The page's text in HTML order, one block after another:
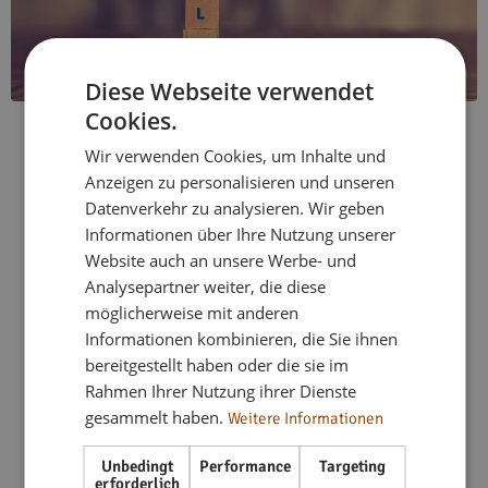
O elastycznym stylu życia
Od 2018 r.flex livingoferuje elastyczne, w pełni
umeblowane rozwiązania mieszkaniowe w całych
Niemczech. Dysponując ponad 333 mieszkaniami w ponad
40 lokalizacjach, oferujemy mieszkania dla instalatorów,
mieszkania wakacyjne i mieszkania współdzielone na każdą
potrzebę – zawsze nowoczesne, w pełni umeblowane i
gotowe do natychmiastowego zamieszkania. Dzięki naszej
silnej sieci ściśle współpracujemy z firmami, zespołami
projektowymi i inwestorami w nieruchomości, aby
realizować dostosowane do potrzeb koncepcje
mieszkaniowe. Nasza misja:
Komfortowe tymczasowe
Diese Webseite verwendet
Cookies.
Wir verwenden Cookies, um Inhalte und
Anzeigen zu personalisieren und unseren
Datenverkehr zu analysieren. Wir geben
Informationen über Ihre Nutzung unserer
Website auch an unsere Werbe- und
Analysepartner weiter, die diese
möglicherweise mit anderen
Informationen kombinieren, die Sie ihnen
bereitgestellt haben oder die sie im
Rahmen Ihrer Nutzung ihrer Dienste
gesammelt haben. Weitere Informationen
Unbedingt
erforderlich
Performance Targeting